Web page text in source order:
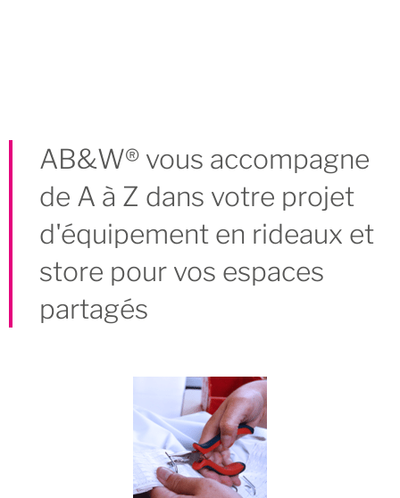
AB&W® vous accompagne
de A à Z dans votre projet
d'équipement en rideaux et
store pour vos espaces
partagés